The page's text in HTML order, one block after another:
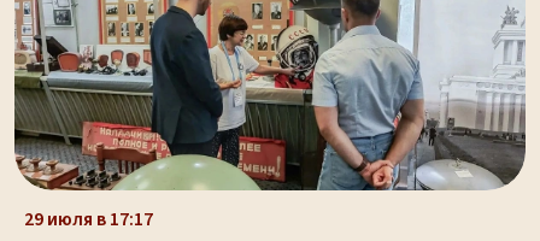
29 июля в 17:17